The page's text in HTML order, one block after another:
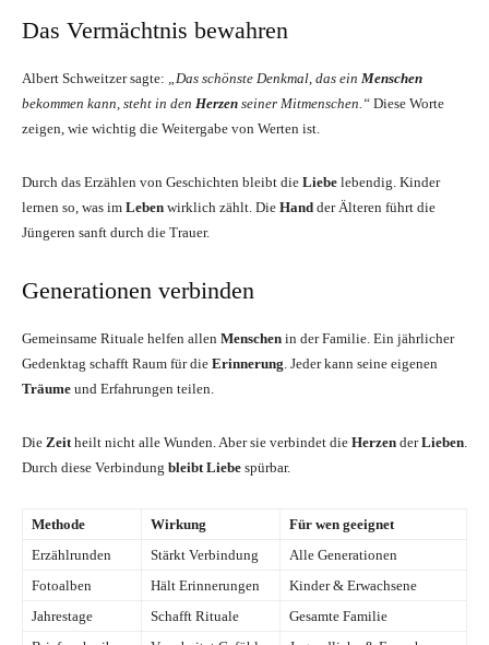
Das Vermächtnis bewahren
Albert Schweitzer sagte: „Das schönste Denkmal, das ein Menschen
bekommen kann, steht in den Herzen seiner Mitmenschen.“ Diese Worte
zeigen, wie wichtig die Weitergabe von Werten ist.
Durch das Erzählen von Geschichten bleibt die Liebe lebendig. Kinder
lernen so, was im Leben wirklich zählt. Die Hand der Älteren führt die
Jüngeren sanft durch die Trauer.
Generationen verbinden
Gemeinsame Rituale helfen allen Menschen in der Familie. Ein jährlicher
Gedenktag schafft Raum für die Erinnerung. Jeder kann seine eigenen
Träume und Erfahrungen teilen.
Die Zeitheilt nicht alle Wunden. Aber sie verbindet die Herzen derLieben.
Durch diese Verbindung bleibt Liebe spürbar.
Methode Wirkung
Für wen geeignet
Erzählrunden
Stärkt Verbindung
Alle Generationen
Fotoalben
Hält Erinnerungen
Kinder & Erwachsene
Jahrestage
Schafft Rituale
Gesamte Familie